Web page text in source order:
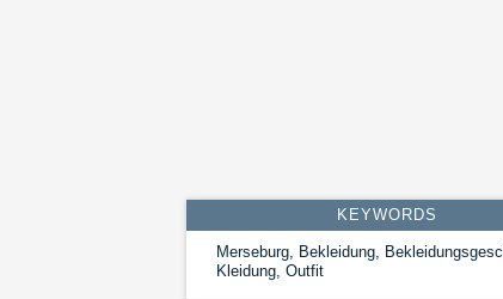
KEYWORDS
Merseburg, Bekleidung,
Kleidung, Outfit